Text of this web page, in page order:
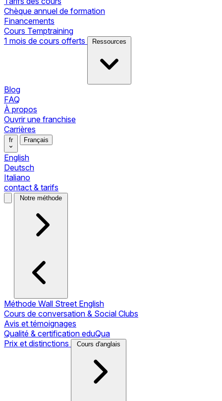
Chèque annuel de formation
Financements
Cours Temptraining
1 mois de cours offerts
Ressources
Blog
FAQ
À propos
Ouvrir une franchise
Carrières
fr Français
English
Deutsch
Italiano
contact & tarifs
Notre méthode
Méthode Wall Street English
Cours de conversation & Social Clubs
Avis et témoignages
Qualité & certification eduQua
Prix et distinctions
Cours d'anglais